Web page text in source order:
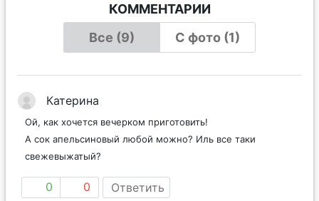
КОММЕНТАРИИ
Все (9)
С фото (1)
Катерина
Ой, как хочется вечерком приготовить!
А сок апельсиновый любой можно? Иль все таки
свежевыжатый?
0 0 Ответить